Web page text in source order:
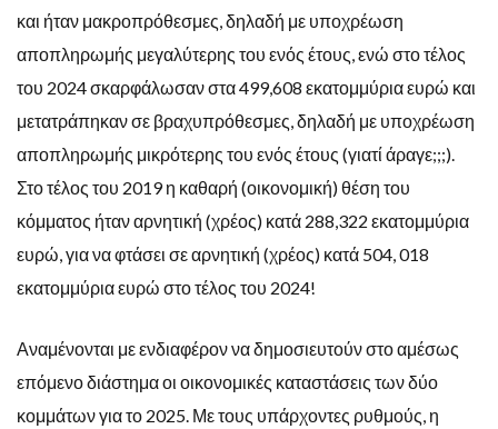
και ήταν μακροπρόθεσμες, δηλαδή με υποχρέωση
αποπληρωμής μεγαλύτερης του ενός έτους, ενώ στο τέλος
του 2024 σκαρφάλωσαν στα 499,608 εκατομμύρια ευρώ και
μετατράπηκαν σε βραχυπρόθεσμες, δηλαδή με υποχρέωση
αποπληρωμής μικρότερης του ενός έτους (γιατί άραγε;;;).
Στο τέλος του 2019 η καθαρή (οικονομική) θέση του
κόμματος ήταν αρνητική (χρέος) κατά 288,322 εκατομμύρια
ευρώ, για να φτάσει σε αρνητική (χρέος) κατά 504, 018
εκατομμύρια ευρώ στο τέλος του 2024!
Αναμένονται με ενδιαφέρον να δημοσιευτούν στο αμέσως
επόμενο διάστημα οι οικονομικές καταστάσεις των δύο
κομμάτων για το 2025. Με τους υπάρχοντες ρυθμούς, η